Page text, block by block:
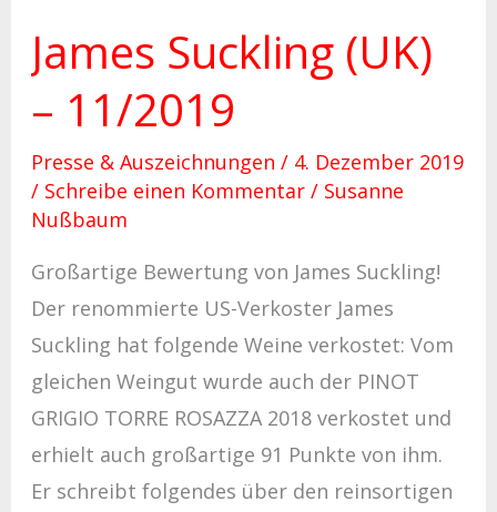
James Suckling (UK)
– 11/2019
Presse & Auszeichnungen / 4. Dezember 2019
/ Schreibe einen Kommentar / Susanne
Nußbaum
Großartige Bewertung von James Suckling!
Der renommierte US-Verkoster James
Suckling hat folgende Weine verkostet: Vom
gleichen Weingut wurde auch der PINOT
GRIGIO TORRE ROSAZZA 2018 verkostet und
erhielt auch großartige 91 Punkte von ihm.
Er schreibt folgendes über den reinsortigen